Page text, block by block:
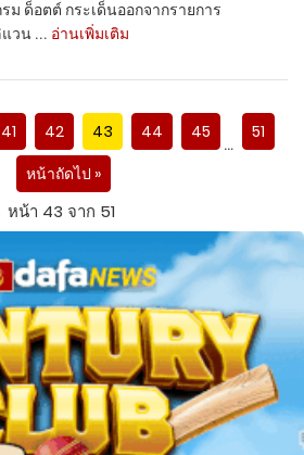
ม ด็อตต์ กระเด็นออกจากรายการ
วน ... อ่านเพิ่มเติม
41 42 43 44 45
…
51
หน้าถัดไป »
หน้า 43 จาก 51